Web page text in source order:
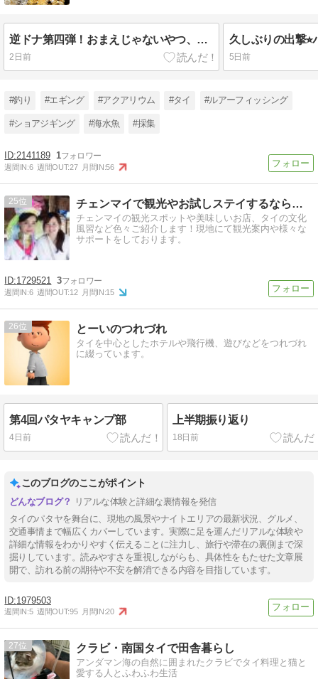
逆ドナ第四弾！おまえじゃないやつ、たくさん確保！のまき2027/7/27
2日前 5日前
#釣り #エギング #アクアリウム #タイ #ルアーフィッシング
#ショアジギング #海水魚 #採集
2141189 1
週間IN:6 週間OUT:27 月間IN:56
25 チェンマイで観光やお試しステイするなら『バーン・チェンマイ』
チェンマイの観光スポットや美味しいお店、タイの文化
風習など色々ご紹介します！現地にて観光案内や様々な
サポートをしております。
1729521 3
週間IN:6 週間OUT:12 月間IN:15
26 とーいのつれづれ
タイを中心としたホテルや飛行機、遊びなどをつれづれ
に綴っています。
第4回パタヤキャンプ部
4日前
上半期振り返り
18日前
このブログのここがポイント
リアルな体験と詳細な裏情報を発信
タイのパタヤを舞台に、現地の風景やナイトエリアの最新状況、グルメ、
交通事情まで幅広くカバーしています。実際に足を運んだリアルな体験や
詳細な情報をわかりやすく伝えることに注力し、旅行や滞在の裏側まで深
掘りしています。読みやすさを重視しながらも、具体性をもたせた文章展
開で、訪れる前の期待や不安を解消できる内容を目指しています。
1979503
週間IN:5 週間OUT:95 月間IN:20
27 クラビ・南国タイで田舎暮らし
アンダマン海の自然に囲まれたクラビでタイ料理と猫と
愛する人とふわふわ生活